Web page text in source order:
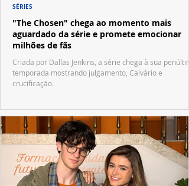
"The Chosen" chega ao momento mais
aguardado da série e promete emocionar
milhões de fãs
Criada por Dallas Jenkins, a série chega à sua
temporada mostrando julgamento, Calvário e
crucificação.
SÉRIES